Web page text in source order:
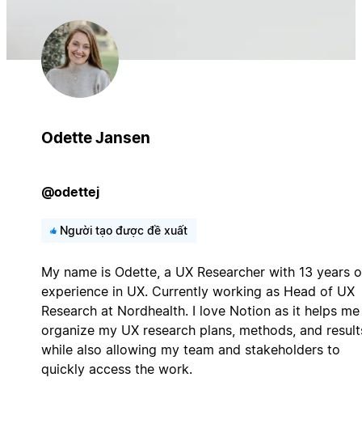
Odette Jansen
@odettej
Người tạo được đề xuất
My name is Odette, a UX Researcher with 13 years
experience in UX. Currently working as Head of UX
Research at Nordhealth. I love Notion as it helps me
organize my UX research plans, methods, and
while also allowing my team and stakeholders to
quickly access the work.